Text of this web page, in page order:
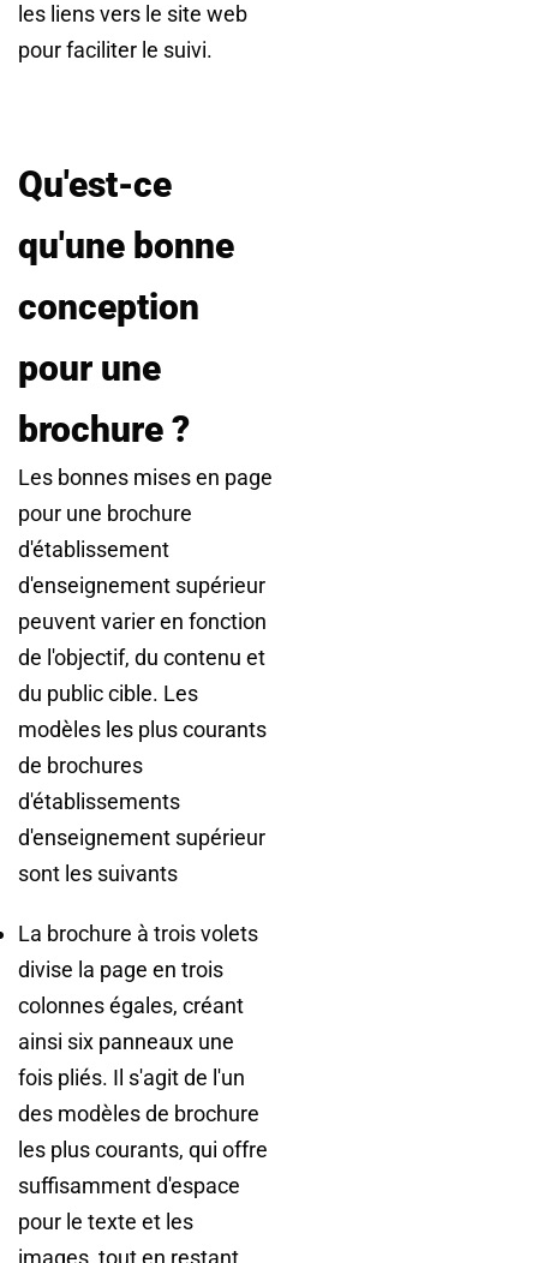
les liens vers le site web
pour faciliter le suivi.
Qu'est-ce
qu'une bonne
conception
pour une
brochure ?
Les bonnes mises en page
pour une brochure
d'établissement
d'enseignement supérieur
peuvent varier en fonction
de l'objectif, du contenu et
du public cible. Les
modèles les plus courants
de brochures
d'établissements
d'enseignement supérieur
sont les suivants
La brochure à trois volets
divise la page en trois
colonnes égales, créant
ainsi six panneaux une
fois pliés. Il s'agit de l'un
des modèles de brochure
les plus courants, qui offre
suffisamment d'espace
pour le texte et les